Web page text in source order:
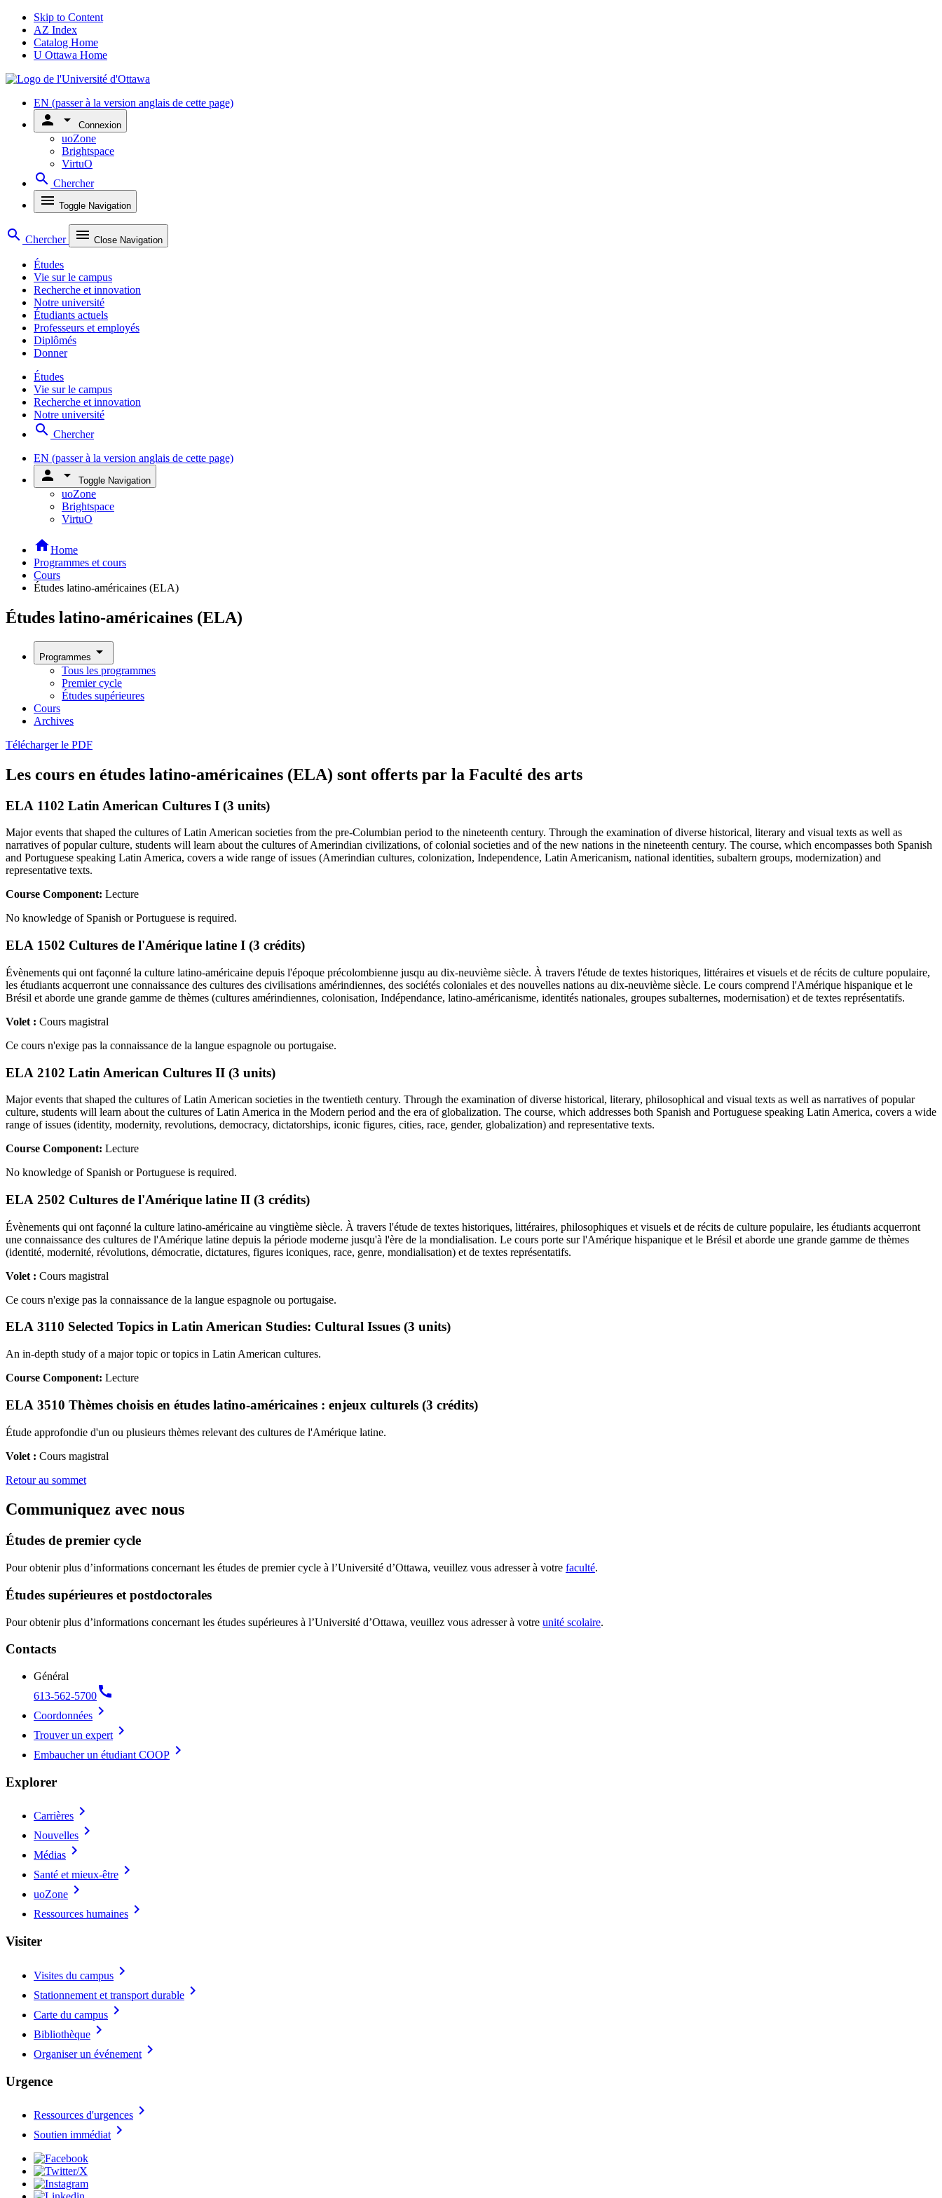
Skip to Content
AZ Index
Catalog Home
U Ottawa Home
EN (passer à la version anglais de cette page)
person arrow_drop_down Connexion
uoZone
Brightspace
VirtuO
search Chercher
menu Toggle Navigation
search Chercher menu Close Navigation
Études
Vie sur le campus
Recherche et innovation
Notre université
Étudiants actuels
Professeurs et employés
Diplômés
Donner
Études
Vie sur le campus
Recherche et innovation
Notre université
search Chercher
EN (passer à la version anglais de cette page)
person arrow_drop_down Toggle Navigation
uoZone
Brightspace
VirtuO
homeHome
Programmes et cours
Cours
Études latino-américaines (ELA)
Études latino-américaines (ELA)
Programmes arrow_drop_down
Tous les programmes
Premier cycle
Études supérieures
Cours
Archives
Télécharger le PDF
Les cours en études latino-américaines (ELA) sont offerts par la Faculté des arts
ELA 1102 Latin American Cultures I (3 units)
Major events that shaped the cultures of Latin American societies from the pre-Columbian period to the nineteenth century. Through the examination of diverse historical, literary and visual texts as well as
narratives of popular culture, students will learn about the cultures of Amerindian civilizations, of colonial societies and of the new nations in the nineteenth century. The course, which encompasses both Spanish
and Portuguese speaking Latin America, covers a wide range of issues (Amerindian cultures, colonization, Independence, Latin Americanism, national identities, subaltern groups, modernization) and
representative texts.
Course Component: Lecture
No knowledge of Spanish or Portuguese is required.
ELA 1502 Cultures de l'Amérique latine I (3 crédits)
Évènements qui ont façonné la culture latino-américaine depuis l'époque précolombienne jusqu au dix-neuvième siècle. À travers l'étude de textes historiques, littéraires et visuels et de récits de culture populaire,
les étudiants acquerront une connaissance des cultures des civilisations amérindiennes, des sociétés coloniales et des nouvelles nations au dix-neuvième siècle. Le cours comprend l'Amérique hispanique et le
Brésil et aborde une grande gamme de thèmes (cultures amérindiennes, colonisation, Indépendance, latino-américanisme, identités nationales, groupes subalternes, modernisation) et de textes représentatifs.
Volet : Cours magistral
Ce cours n'exige pas la connaissance de la langue espagnole ou portugaise.
ELA 2102 Latin American Cultures II (3 units)
Major events that shaped the cultures of Latin American societies in the twentieth century. Through the examination of diverse historical, literary, philosophical and visual texts as well as narratives of popular
culture, students will learn about the cultures of Latin America in the Modern period and the era of globalization. The course, which addresses both Spanish and Portuguese speaking Latin America, covers a wide
range of issues (identity, modernity, revolutions, democracy, dictatorships, iconic figures, cities, race, gender, globalization) and representative texts.
Course Component: Lecture
No knowledge of Spanish or Portuguese is required.
ELA 2502 Cultures de l'Amérique latine II (3 crédits)
Évènements qui ont façonné la culture latino-américaine au vingtième siècle. À travers l'étude de textes historiques, littéraires, philosophiques et visuels et de récits de culture populaire, les étudiants acquerront
une connaissance des cultures de l'Amérique latine depuis la période moderne jusqu'à l'ère de la mondialisation. Le cours porte sur l'Amérique hispanique et le Brésil et aborde une grande gamme de thèmes
(identité, modernité, révolutions, démocratie, dictatures, figures iconiques, race, genre, mondialisation) et de textes représentatifs.
Volet : Cours magistral
Ce cours n'exige pas la connaissance de la langue espagnole ou portugaise.
ELA 3110 Selected Topics in Latin American Studies: Cultural Issues (3 units)
An in-depth study of a major topic or topics in Latin American cultures.
Course Component: Lecture
ELA 3510 Thèmes choisis en études latino-américaines : enjeux culturels (3 crédits)
Étude approfondie d'un ou plusieurs thèmes relevant des cultures de l'Amérique latine.
Volet : Cours magistral
Retour au sommet
Communiquez avec nous
Études de premier cycle
Pour obtenir plus d’informations concernant les études de premier cycle à l’Université d’Ottawa, veuillez vous adresser à votre faculté.
Études supérieures et postdoctorales
Pour obtenir plus d’informations concernant les études supérieures à l’Université d’Ottawa, veuillez vous adresser à votre unité scolaire.
Contacts
Général
613-562-5700call
Coordonnées chevron_right
Trouver un expert chevron_right
Embaucher un étudiant COOP chevron_right
Explorer
Carrières chevron_right
Nouvelles chevron_right
Médias chevron_right
Santé et mieux-être chevron_right
uoZone chevron_right
Ressources humaines chevron_right
Visiter
Visites du campus chevron_right
Stationnement et transport durable chevron_right
Carte du campus chevron_right
Bibliothèque chevron_right
Organiser un événement chevron_right
Urgence
Ressources d'urgences chevron_right
Soutien immédiat chevron_right